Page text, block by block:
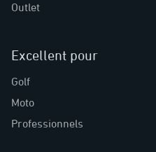
Outlet
Excellent pour
Golf
Moto
Professionnels